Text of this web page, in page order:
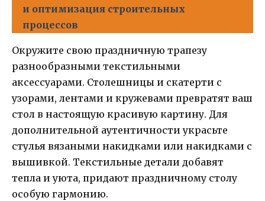
и оптимизация строительных
процессов
Окружите свою праздничную трапезу
разнообразными текстильными
аксессуарами. Столешницы и скатерти с
узорами, лентами и кружевами превратят ваш
стол в настоящую красивую картину. Для
дополнительной аутентичности украсьте
стулья вязаными накидками или накидками с
вышивкой. Текстильные детали добавят
тепла и уюта, придают праздничному столу
особую гармонию.